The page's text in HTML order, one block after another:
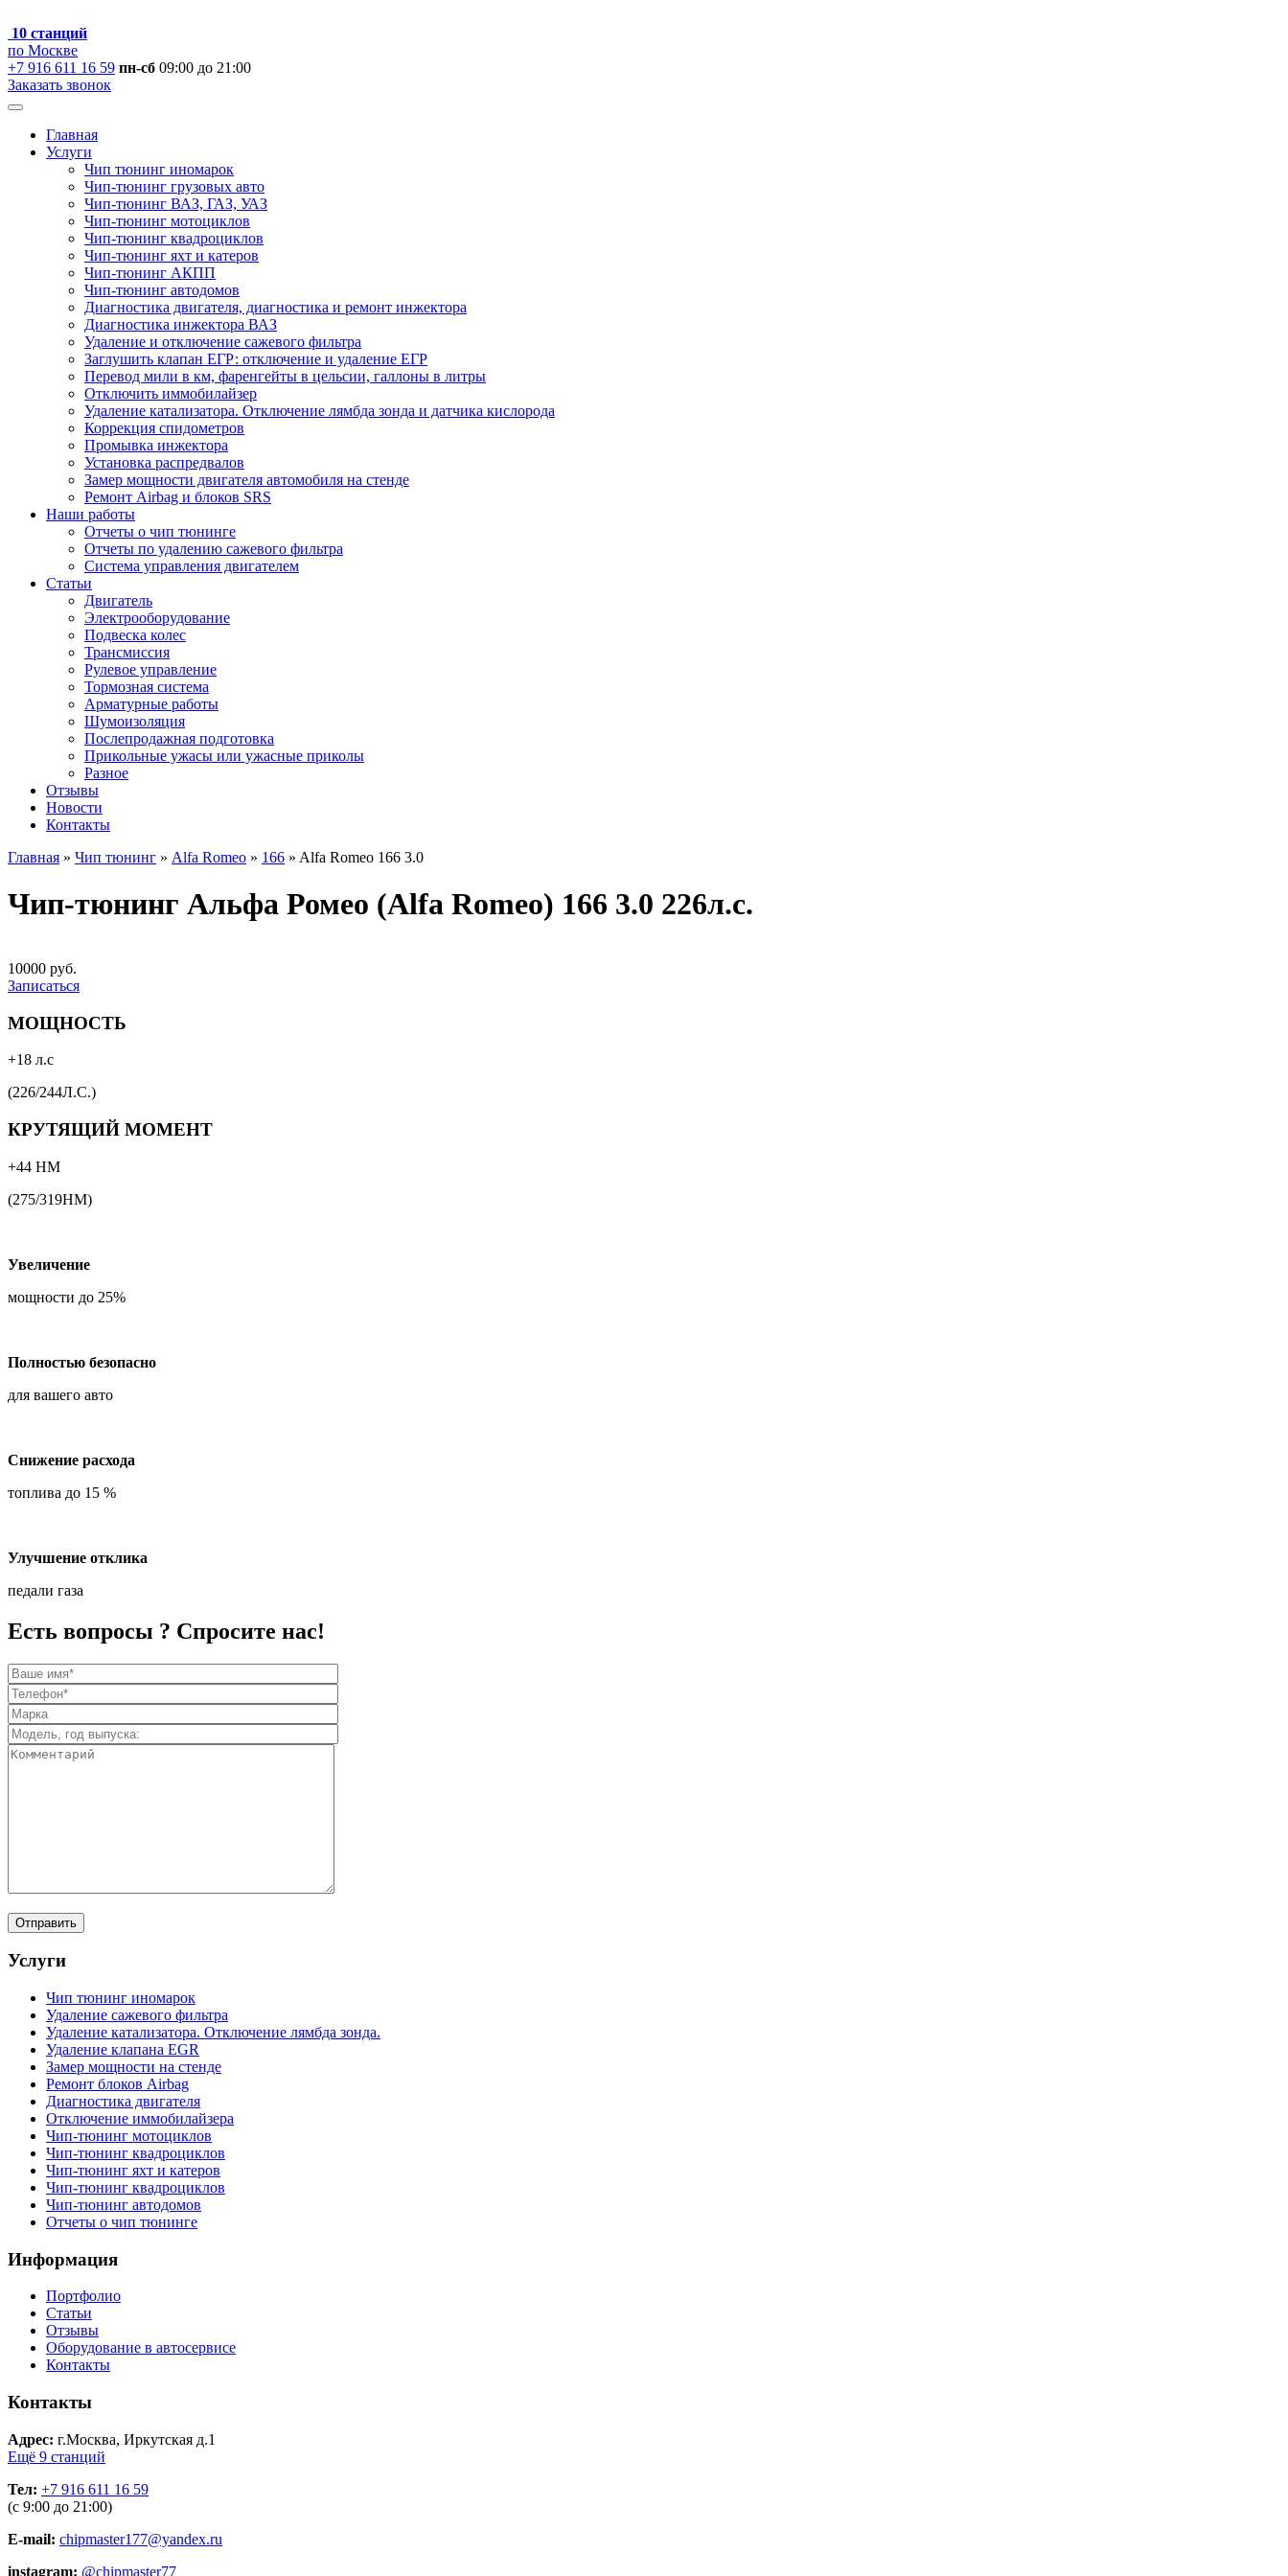
10 станций
по Москве
+7 916 611 16 59 пн-сб 09:00 до 21:00
Заказать звонок
Главная
Услуги
Чип тюнинг иномарок
Чип-тюнинг грузовых авто
Чип-тюнинг ВАЗ, ГАЗ, УАЗ
Чип-тюнинг мотоциклов
Чип-тюнинг квадроциклов
Чип-тюнинг яхт и катеров
Чип-тюнинг АКПП
Чип-тюнинг автодомов
Диагностика двигателя, диагностика и ремонт инжектора
Диагностика инжектора ВАЗ
Удаление и отключение сажевого фильтра
Заглушить клапан ЕГР: отключение и удаление ЕГР
Перевод мили в км, фаренгейты в цельсии, галлоны в литры
Отключить иммобилайзер
Удаление катализатора. Отключение лямбда зонда и датчика кислорода
Коррекция спидометров
Промывка инжектора
Установка распредвалов
Замер мощности двигателя автомобиля на стенде
Ремонт Airbag и блоков SRS
Наши работы
Отчеты о чип тюнинге
Отчеты по удалению сажевого фильтра
Система управления двигателем
Статьи
Двигатель
Электрооборудование
Подвеска колес
Трансмиссия
Рулевое управление
Тормозная система
Арматурные работы
Шумоизоляция
Послепродажная подготовка
Прикольные ужасы или ужасные приколы
Разное
Отзывы
Новости
Контакты
Главная » Чип тюнинг » Alfa Romeo » 166 » Alfa Romeo 166 3.0
Чип-тюнинг Альфа Ромео (Alfa Romeo) 166 3.0 226л.с.
10000 руб.
Записаться
МОЩНОСТЬ
+18 л.с
(226/244Л.С.)
КРУТЯЩИЙ МОМЕНТ
+44 НМ
(275/319НМ)
Увеличение
мощности до 25%
Полностью безопасно
для вашего авто
Снижение расхода
топлива до 15 %
Улучшение отклика
педали газа
Есть вопросы ? Спросите нас!
Услуги
Чип тюнинг иномарок
Удаление сажевого фильтра
Удаление катализатора. Отключение лямбда зонда.
Удаление клапана EGR
Замер мощности на стенде
Ремонт блоков Airbag
Диагностика двигателя
Отключение иммобилайзера
Чип-тюнинг мотоциклов
Чип-тюнинг квадроциклов
Чип-тюнинг яхт и катеров
Чип-тюнинг квадроциклов
Чип-тюнинг автодомов
Отчеты о чип тюнинге
Информация
Портфолио
Статьи
Отзывы
Оборудование в автосервисе
Контакты
Контакты
Адрес: г.Москва, Иркутская д.1
Ещё 9 станций
Тел: +7 916 611 16 59
(с 9:00 до 21:00)
E-mail: chipmaster177@yandex.ru
instagram: @chipmaster77